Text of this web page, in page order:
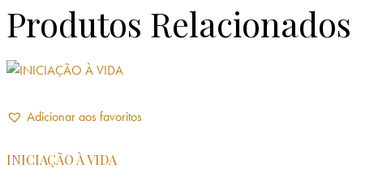
Produtos Relacionados
Adicionar aos favoritos
INICIAÇÃO À VIDA